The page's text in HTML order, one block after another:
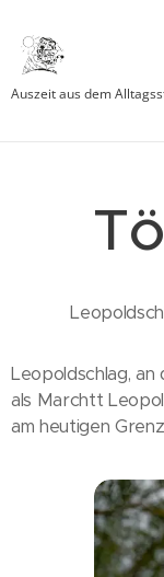
Auszeit aus dem
Leopoldschlag,
als Marchtt
am heutigen